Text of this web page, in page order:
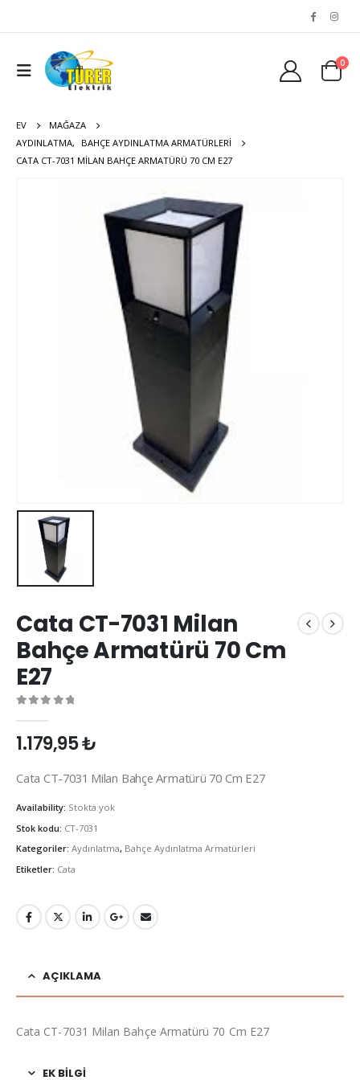
0
EV
MAĞAZA
AYDINLATMA,
BAHÇE AYDINLATMA ARMATÜRLERI
CATA CT-7031 MILAN BAHÇE ARMATÜRÜ 70 CM E27
Cata CT-7031 Milan
Bahçe Armatürü 70 Cm
E27
1.179,95₺
Cata CT-7031 Milan Bahçe Armatürü 70 Cm E27
Availability: Stokta yok
Stok kodu: CT-7031
Kategoriler: Aydınlatma, Bahçe Aydınlatma Armatürleri
Etiketler: Cata
AÇIKLAMA
Cata CT-7031 Milan Bahçe Armatürü 70 Cm E27
EK BILGI